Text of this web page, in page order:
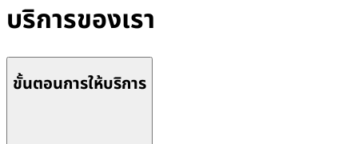
บริการของเรา
ขั้นตอนการให้บริการ